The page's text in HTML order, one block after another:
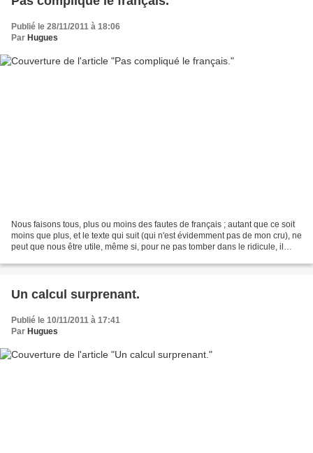
Publié le 28/11/2011 à 18:06
Par Hugues
Nous faisons tous, plus ou moins des fautes de français ; autant que ce soit
moins que plus, et le texte qui suit (qui n'est évidemment pas de mon cru), ne
peut que nous être utile, même si, pour ne pas tomber dans le ridicule, il
Un calcul surprenant.
Publié le 10/11/2011 à 17:41
Par Hugues